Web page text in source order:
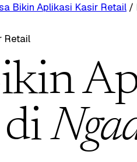
Bikin Aplikasi Kasir Retail /
Retail
di